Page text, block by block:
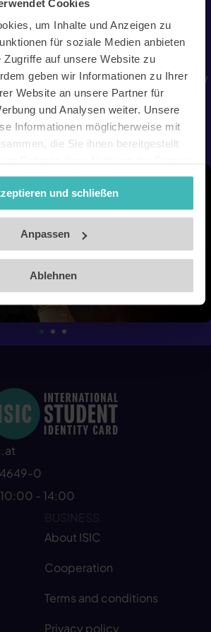
Cookies
um Inhalte und Anzeigen zu
für soziale Medien anbieten
Zugriffe auf unsere Website zu
geben wir Informationen zu Ihrer
Website an unsere Partner für
und Analysen weiter. Unsere
Informationen möglicherweise mit
die Sie ihnen bereitgestellt
Unsere Datenschutzerklärung finden
und schließen
Anpassen
Ablehnen
and navigation technology lets you
perfect for you.
already use komoot to discover new
new regions for the first time. Join
better adventures today.
0
10:00 - 14:00
About ISIC
Cooperation
Terms and conditions
Privacy policy